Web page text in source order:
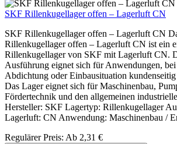
SKF Rillenkugellager offen – Lagerluft CN
SKF Rillenkugellager offen – Lagerluft CN
Rillenkugellager offen – Lagerluft CN ist ein
Rillenkugellager von SKF mit Lagerluft CN.
Ausführung eignet sich für Anwendungen,
Abdichtung oder Einbausituation
Das Lager eignet sich für Maschinenbau,
Fördertechnik und den allgemeinen
Hersteller: SKF Lagertyp: Rillenkugellager
Lagerluft: CN Anwendung: Maschinenbau /
Regulärer Preis: Ab 2,31 €